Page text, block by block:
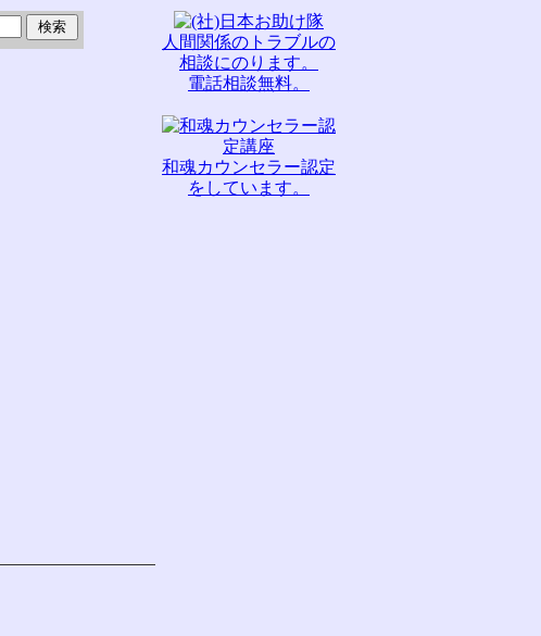
人間関係のトラブルの
相談にのります。
電話相談無料。
和魂カウンセラー認定
をしています。